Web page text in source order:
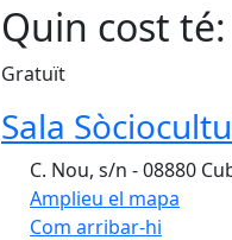
Quin cost té:
Gratuït
Sala
C. Nou, s/n - 08880
Amplieu el mapa
Com arribar-hi